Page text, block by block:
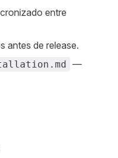
entre
antes de release.
—